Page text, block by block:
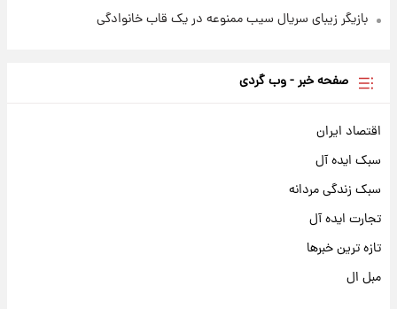
بازیگر زیبای سریال سیب ممنوعه در یک قاب خانوادگی
صفحه خبر - وب گردی
اقتصاد ایران
سبک ایده آل
سبک زندگی مردانه
تجارت ایده آل
تازه ترین خبرها
مبل ال